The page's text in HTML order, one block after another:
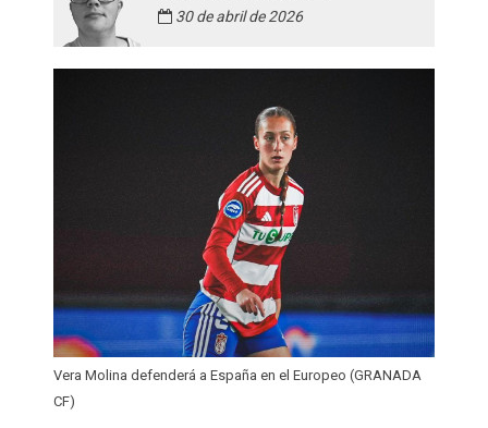
30 de abril de 2026
Vera Molina defenderá a España en el Europeo (GRANADA
CF)